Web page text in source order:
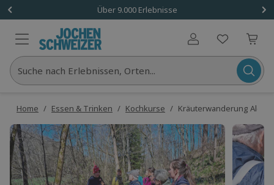
Über 9.000 Erlebnisse
Benutzerkonto
Suche nach Erlebnissen, Orten...
Home / Essen & Trinken / Kochkurse / Kräuterwanderung